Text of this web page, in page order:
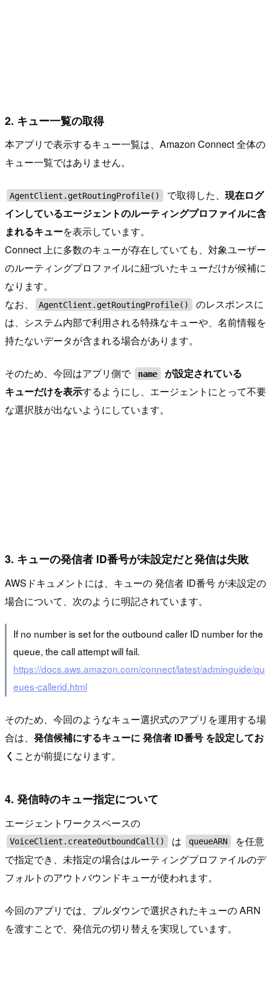
2. キュー一覧の取得
本アプリで表示するキュー一覧は、Amazon Connect 全体の
キュー一覧ではありません。
AgentClient.getRoutingProfile() で取得した、現在ログ
インしているエージェントのルーティングプロファイルに含
まれるキューを表示しています。
Connect 上に多数のキューが存在していても、対象ユーザー
のルーティングプロファイルに紐づいたキューだけが候補に
なります。
なお、
AgentClient.getRoutingProfile()
のレスポンスに
は、システム内部で利用される特殊なキューや、名前情報を
持たないデータが含まれる場合があります。
そのため、今回はアプリ側で name
が設定されている
キューだけを表示するようにし、エージェントにとって不要
な選択肢が出ないようにしています。
3. キューの発信者 ID番号が未設定だと発信は失敗
AWSドキュメントには、キューの 発信者 ID番号 が未設定の
場合について、次のように明記されています。
If no number is set for the outbound caller ID number for the
queue, the call attempt will fail.
https://docs.aws.amazon.com/connect/latest/adminguide/qu
eues-callerid.html
そのため、今回のようなキュー選択式のアプリを運用する場
合は、 発信候補にするキューに 発信者 ID番号 を設定してお
く ことが前提になります。
4. 発信時のキュー指定について
エージェントワークスペースの
VoiceClient.createOutboundCall() は queueARN
を任意
で指定でき、未指定の場合はルーティングプロファイルのデ
フォルトのアウトバウンドキューが使われます。
今回のアプリでは、プルダウンで選択されたキューの ARN
を渡すことで、発信元の切り替えを実現しています。